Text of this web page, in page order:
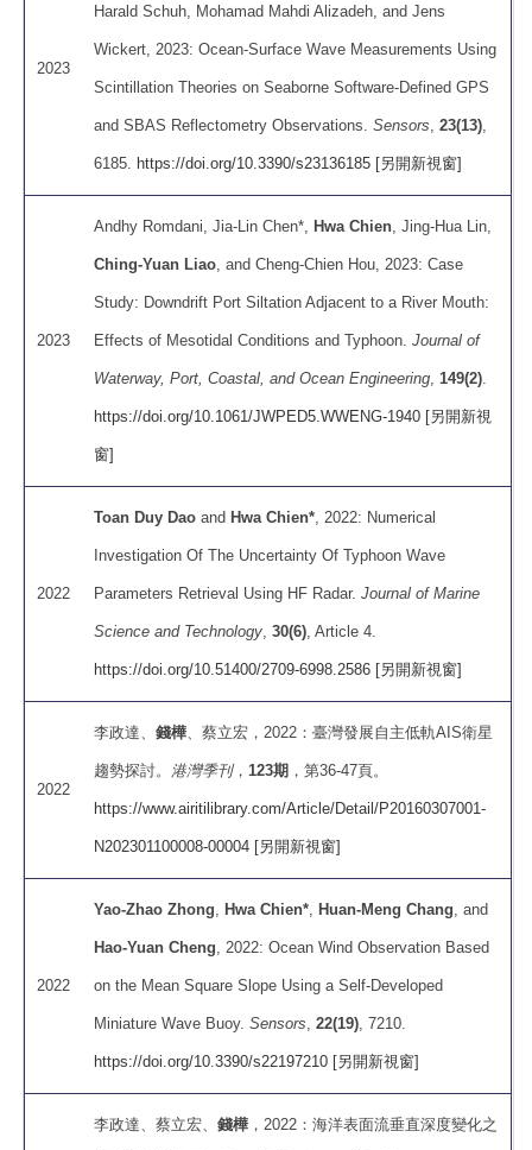
2023
Harald Schuh, Mohamad Mahdi Alizadeh, and Jens
Wickert, 2023: Ocean-Surface Wave Measurements Using
Scintillation Theories on Seaborne Software-Defined GPS
and SBAS Reflectometry Observations.Sensors ,23(13)
6185. https://doi.org/10.3390/s23136185 [另開新視窗]
2023
Andhy Romdani, Jia-Lin Chen*,Hwa Chien , Jing-Hua Lin,
Ching-Yuan Liao , and Cheng-Chien Hou, 2023: Case
Study: Downdrift Port Siltation Adjacent to a River Mouth:
Effects of Mesotidal Conditions and Typhoon.Journal of
Waterway, Port, Coastal, and Ocean Engineering 149(2)
https://doi.org/10.1061/JWPED5.WWENG-1940 [另開新視
窗]
2022
Toan Duy Dao andHwa Chien* , 2022: Numerical
Investigation Of The Uncertainty Of Typhoon Wave
Parameters Retrieval Using HF Radar.Journal of Marine
Science and Technology ,30(6) , Article 4.
https://doi.org/10.51400/2709-6998.2586 [另開新視窗]
2022
李政達、錢樺 、蔡立宏，2022：臺灣發展自主低軌AIS衛星
趨勢探討。 港灣季刊， 123期 ，第36-47頁。
https://www.airitilibrary.com/Article/Detail/P20160307001-
N202301100008-00004 [另開新視窗]
2022
Yao-Zhao Zhong ,Hwa Chien* ,Huan-Meng Chang , and
Hao-Yuan Cheng , 2022: Ocean Wind Observation Based
on the Mean Square Slope Using a Self-Developed
Miniature Wave Buoy.Sensors ,22(19) , 7210.
https://doi.org/10.3390/s22197210 [另開新視窗]
李政達、蔡立宏、錢樺 ，2022：海洋表面流垂直深度變化之